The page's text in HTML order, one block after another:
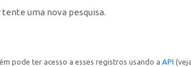
uma nova pesquisa.
pode ter acesso a esses registros usando a API (veja